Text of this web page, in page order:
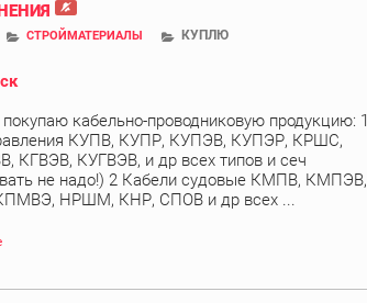
СТРОЙМАТЕРИАЛЫ КУПЛЮ
кабельно-проводниковую продукцию: 1
КУПВ, КУПР, КУПЭВ, КУПЭР, КРШС,
КГВЭВ, КУГВЭВ, и др всех типов и сеч
не надо!) 2 Кабели судовые КМПВ, КМПЭВ,
НРШМ, КНР, СПОВ и др всех ...